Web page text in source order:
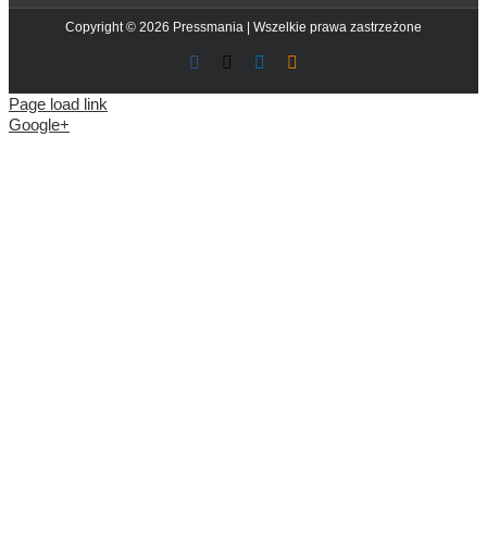
Copyright © 2026 Pressmania | Wszelkie prawa zastrzeżone
Facebook LinkedIn
Page load link
Google+